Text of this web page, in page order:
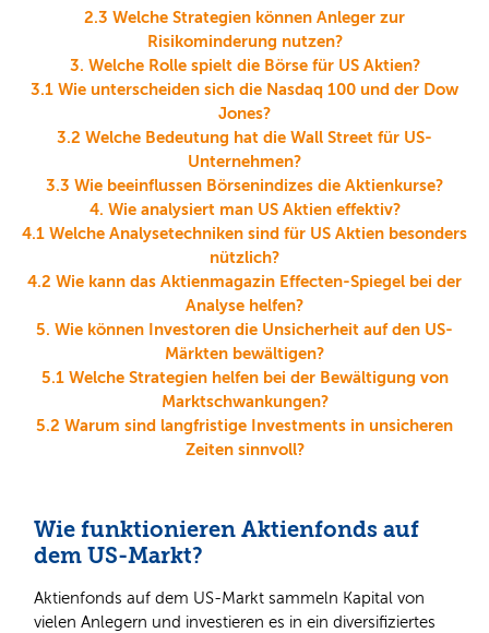
2.3 Welche Strategien können Anleger zur
Risikominderung nutzen?
3. Welche Rolle spielt die Börse für US Aktien?
3.1 Wie unterscheiden sich die Nasdaq 100 und der Dow
Jones?
3.2 Welche Bedeutung hat die Wall Street für US-
Unternehmen?
3.3 Wie beeinflussen Börsenindizes die Aktienkurse?
4. Wie analysiert man US Aktien effektiv?
4.1 Welche Analysetechniken sind für US Aktien besonders
nützlich?
4.2 Wie kann das Aktienmagazin Effecten-Spiegel bei der
Analyse helfen?
5. Wie können Investoren die Unsicherheit auf den US-
Märkten bewältigen?
5.1 Welche Strategien helfen bei der Bewältigung von
Marktschwankungen?
5.2 Warum sind langfristige Investments in unsicheren
Zeiten sinnvoll?
Wie funktionieren Aktienfonds auf
dem US-Markt?
Aktienfonds auf dem US-Markt sammeln Kapital von
vielen Anlegern und investieren es in ein diversifiziertes